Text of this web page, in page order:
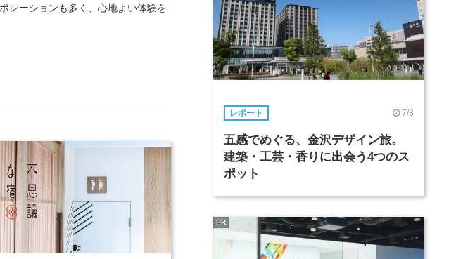
レーションも多く、心地よい体験を
レポート 7/8
五感でめぐる、金沢デザイン旅。
建築・工芸・香りに出会う4つのス
ポット
PR